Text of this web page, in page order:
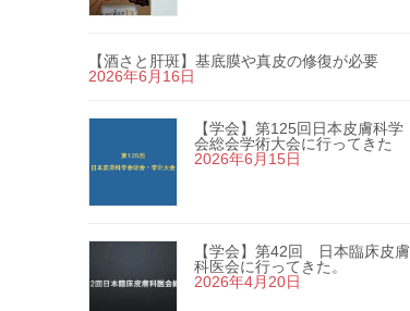
【酒さと肝斑】基底膜や真皮の修復が必要
2026年6月16日
【学会】第125回日本皮膚科学
会総会学術大会に行ってきた
2026年6月15日
【学会】第42回 日本臨床皮膚
科医会に行ってきた。
2026年4月20日